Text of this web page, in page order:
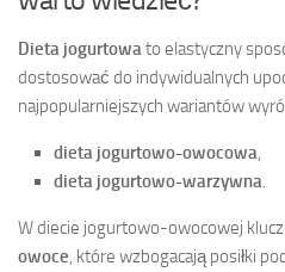
Dieta jogurtowa to elastyczny
dostosować do indywidualnych
najpopularniejszych wariantów
dieta jogurtowo-owocowa
dieta jogurtowo-warzywna
W diecie jogurtowo-owocowej
owoce , które wzbogacają posiłki